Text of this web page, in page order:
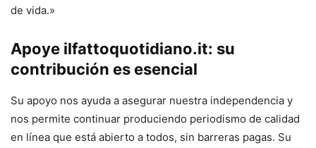
de vida.»
Apoye ilfattoquotidiano.it: su
contribución es esencial
Su apoyo nos ayuda a asegurar nuestra independencia y
nos permite continuar produciendo periodismo de calidad
en línea que está abierto a todos, sin barreras pagas. Su